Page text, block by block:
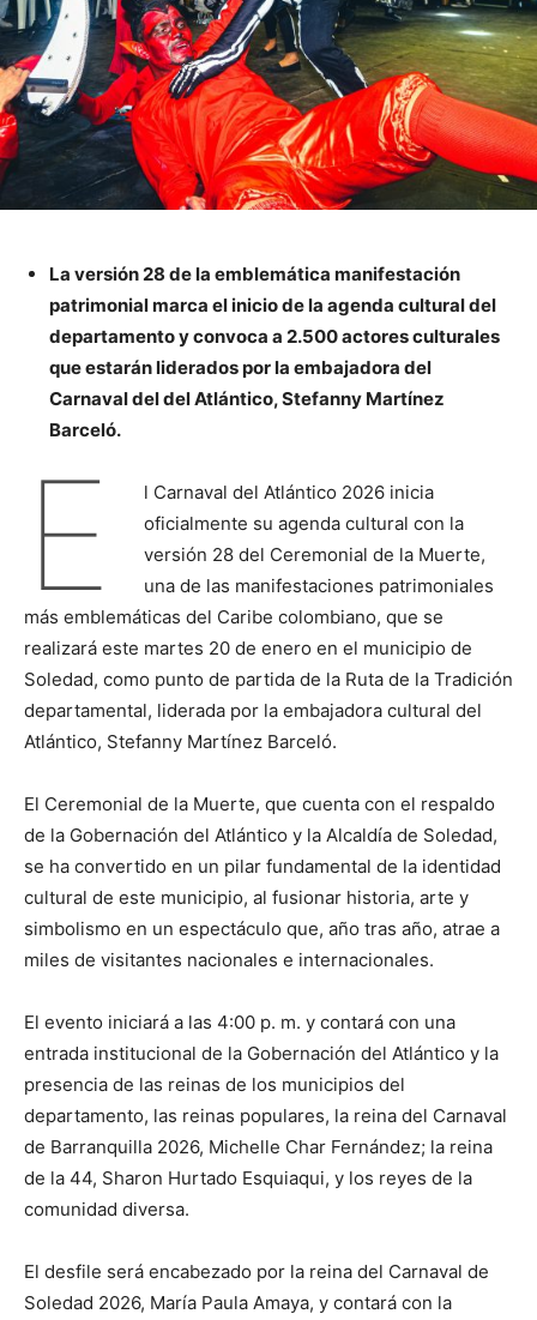
La versión 28 de la emblemática manifestación
patrimonial marca el inicio de la agenda cultural del
departamento y convoca a 2.500 actores culturales
que estarán liderados por la embajadora del
Carnaval del del Atlántico, Stefanny Martínez
Barceló.
E
l Carnaval del Atlántico 2026 inicia
oficialmente su agenda cultural con la
versión 28 del Ceremonial de la Muerte,
una de las manifestaciones patrimoniales
más emblemáticas del Caribe colombiano, que se
realizará este martes 20 de enero en el municipio de
Soledad, como punto de partida de la Ruta de la Tradición
departamental, liderada por la embajadora cultural del
Atlántico, Stefanny Martínez Barceló.
El Ceremonial de la Muerte, que cuenta con el respaldo
de la Gobernación del Atlántico y la Alcaldía de Soledad,
se ha convertido en un pilar fundamental de la identidad
cultural de este municipio, al fusionar historia, arte y
simbolismo en un espectáculo que, año tras año, atrae a
miles de visitantes nacionales e internacionales.
El evento iniciará a las 4:00 p. m. y contará con una
entrada institucional de la Gobernación del Atlántico y la
presencia de las reinas de los municipios del
departamento, las reinas populares, la reina del Carnaval
de Barranquilla 2026, Michelle Char Fernández; la reina
de la 44, Sharon Hurtado Esquiaqui, y los reyes de la
comunidad diversa.
El desfile será encabezado por la reina del Carnaval de
Soledad 2026, María Paula Amaya, y contará con la